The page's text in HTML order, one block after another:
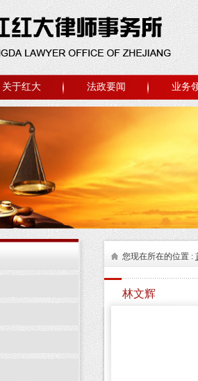
关于红大 法政要闻 业务
您现在所在的位置 :
林文辉